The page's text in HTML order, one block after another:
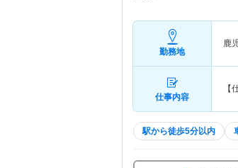
勤務地
鹿
仕事内容
【
駅から徒歩5分以内